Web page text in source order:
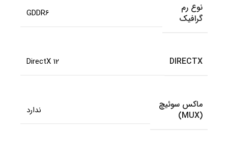
نوع رم
گرافیک
GDDR6
DIRECTX
DirectX 12
ماکس سوئیچ
(MUX)
ندارد